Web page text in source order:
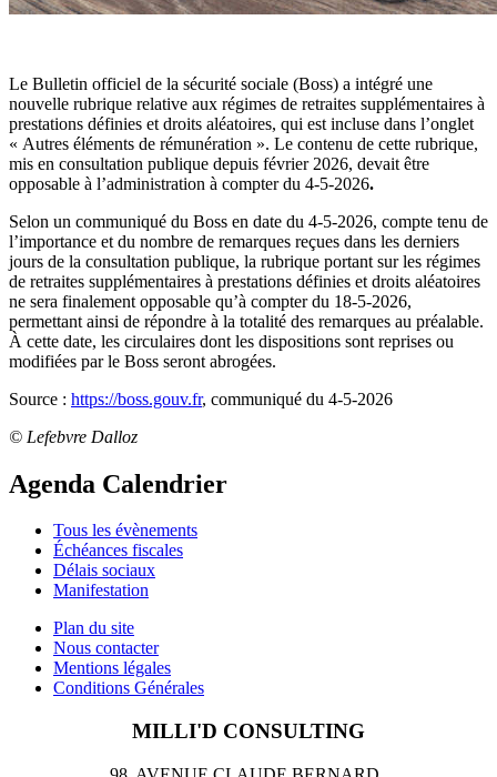
Le Bulletin officiel de la sécurité sociale (Boss) a intégré une
nouvelle rubrique relative aux régimes de retraites supplémentaires à
prestations définies et droits aléatoires, qui est incluse dans l’onglet
« Autres éléments de rémunération ». Le contenu de cette rubrique,
mis en consultation publique depuis février 2026, devait être
opposable à l’administration à compter du 4-5-2026.
Selon un communiqué du Boss en date du 4-5-2026, compte tenu de
l’importance et du nombre de remarques reçues dans les derniers
jours de la consultation publique, la rubrique portant sur les régimes
de retraites supplémentaires à prestations définies et droits aléatoires
ne sera finalement opposable qu’à compter du 18-5-2026,
permettant ainsi de répondre à la totalité des remarques au préalable.
À cette date, les circulaires dont les dispositions sont reprises ou
modifiées par le Boss seront abrogées.
Source : https://boss.gouv.fr, communiqué du 4-5-2026
© Lefebvre Dalloz
Agenda Calendrier
Tous les évènements
Échéances fiscales
Délais sociaux
Manifestation
Plan du site
Nous contacter
Mentions légales
Conditions Générales
MILLI'D CONSULTING